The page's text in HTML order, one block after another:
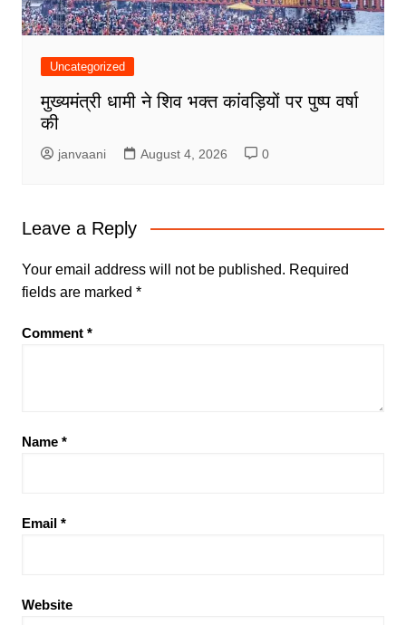
Uncategorized
मुख्यमंत्री धामी ने शिव भक्त कांवड़ियों पर पुष्प वर्षा
की
janvaani August 4, 2026 0
Leave a Reply
Your email address will not be published. Required
fields are marked *
Comment *
Name *
Email *
Website